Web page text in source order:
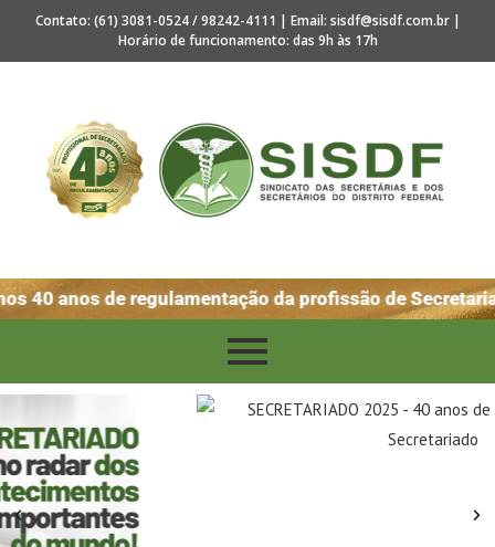
Contato: (61) 3081-0524 / 98242-4111 | Email: sisdf@sisdf.com.br |
Horário de funcionamento: das 9h às 17h
40 anos de regulamentação da profissão de